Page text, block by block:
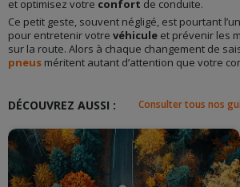
et optimisez votre confort de conduite.
Ce petit geste, souvent négligé, est pourtant
pour entretenir votre véhicule et prévenir les
sur la route. Alors à chaque changement de
pneus méritent autant d’attention que votre
DÉCOUVREZ AUSSI : Consulter tous nos